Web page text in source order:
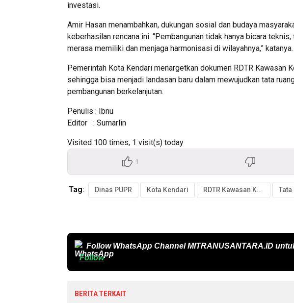
investasi.
Amir Hasan menambahkan, dukungan sosial dan budaya
keberhasilan rencana ini. “Pembangunan tidak hanya bicara
merasa memiliki dan menjaga harmonisasi di wilayahnya,” katanya.
Pemerintah Kota Kendari menargetkan dokumen RDTR Kawasan
sehingga bisa menjadi landasan baru dalam mewujudkan tata
pembangunan berkelanjutan.
Penulis : Ibnu
Editor : Sumarlin
Visited 100 times, 1 visit(s) today
1
Tag: Dinas PUPR Kota Kendari RDTR Kawasan Kota Lama Tata
Follow WhatsApp ChannelMITRANUSANTARA.ID
Follow
BERITA TERKAIT